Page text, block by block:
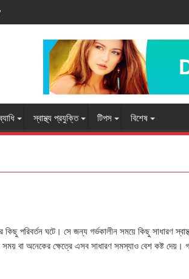
স্বাস্থ্য প্রযুক্তি টিপস বিশেষ
পরিবর্তন ঘটে। সে জন্য গর্ভকালীন সময়ে কিছু সাধারণ
অনেকের ক্ষেত্রে এসব সাধারণ সমস্যাও বেশ কষ্ট দেয়।